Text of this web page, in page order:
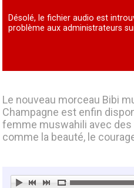
Désolé, le fichier audio est
problème aux administrateurs
Le nouveau morceau Bibi
Champagne est enfin
femme muswahili avec
comme la beauté, le